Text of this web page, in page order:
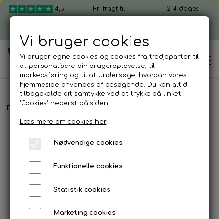
4,5
Fri fragt til
2-4 dages
levering, fra 49 kr.
Shop mikrogrønt
Dyrk selv mikrogrønt
Mikrogrønt startpakker
Mikrogrønt frø
Kom i gang
Sådan dyrker du mikrogrønt
Forside Shop mikrogrønt
Vi bruger cookies
Vi bruger egne cookies og cookies fra tredjeparter til
at personalisere din brugeroplevelse, til
markedsføring og til at undersøge, hvordan vores
hjemmeside anvendes af besøgende. Du kan altid
tilbagekalde dit samtykke ved at trykke på linket
'Cookies' nederst på siden.
Læs mere om cookies her
Nødvendige cookies
Funktionelle cookies
Statistik cookies
Marketing cookies